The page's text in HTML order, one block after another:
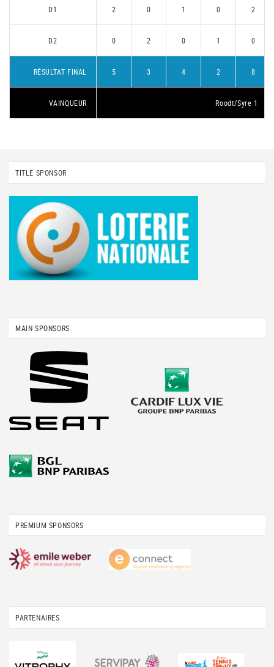
D1 2 0 1 0 2
D2 0 2 0 1 0
RÉSULTAT FINAL 5 3 4 2 8
VAINQUEUR Roodt/Syre 1
TITLE SPONSOR
MAIN SPONSORS
PREMIUM SPONSORS
PARTENAIRES